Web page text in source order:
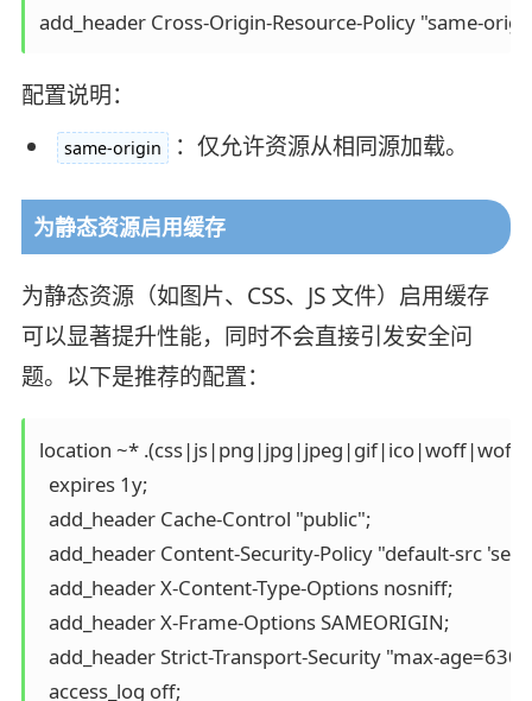
配置说明：
same-origin ：仅允许资源从相同源加载。
为静态资源启用缓存
为静态资源（如图片、CSS、JS 文件）启用缓存
可以显著提升性能，同时不会直接引发安全问
题。以下是推荐的配置：
location ~*
  expires 1y;
  add_header Cache-Control "public";
add_header Content-Security-Policy "default-src
  add_header X-Content-Type-Options nosniff;
  add_header X-Frame-Options SAMEORIGIN;
add_header Strict-Transport-Security "max-
  access_log off;